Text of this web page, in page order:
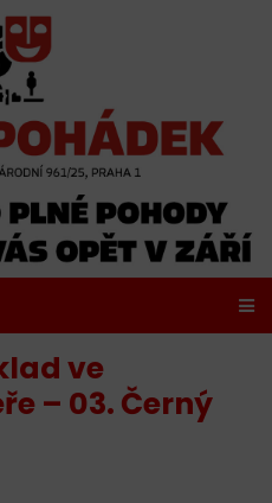
ve
– 03. Černý